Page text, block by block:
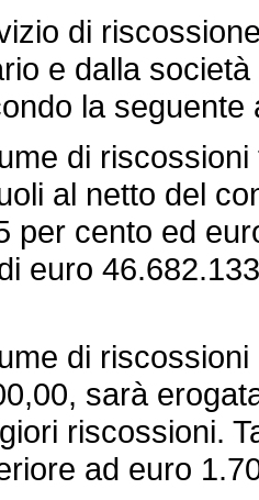
di
e dalla
la seguente
di riscossioni
al netto del
per cento ed
euro
di riscossioni
sarà
riscossioni.
ad euro